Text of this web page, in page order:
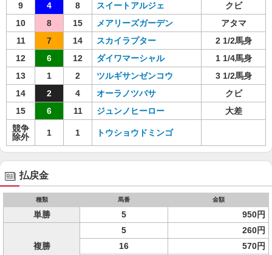
9
4 8 スイートアルジェ
クビ
10
8 15 メアリーズガーデン
アタマ
11
7 14 スカイラプター
2 1/2馬身
12
6 12 ダイワマーシャル
1 1/4馬身
13
1 2 ツルギサンゼンコウ
3 1/2馬身
14
2 4 オーラノツバサ
クビ
15
6 11 ジュンノヒーロー
大差
競争
除外
1 1 トウショウドミンゴ
払戻金
種類 馬番 金額
単勝 5 950円
複勝
5
260円
16
570円